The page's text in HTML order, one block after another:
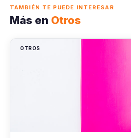
TAMBIÉN TE PUEDE INTERESAR
Más en Otros
OTROS